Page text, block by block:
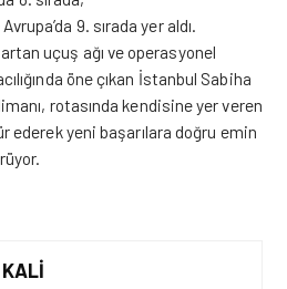
9. sırada yer aldı.
artan uçuş ağı ve operasyonel
öne çıkan İstanbul Sabiha
rotasında kendisine yer veren
ederekyeni başarılara doğru emin